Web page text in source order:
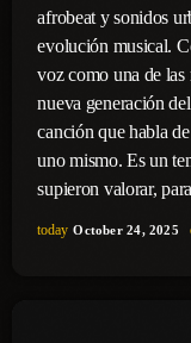
afrobeat y sonidos
evolución musical.
voz como una de las
nueva generación
canción que habla
uno mismo. Es un
supieron valorar,
today October 24, 2025